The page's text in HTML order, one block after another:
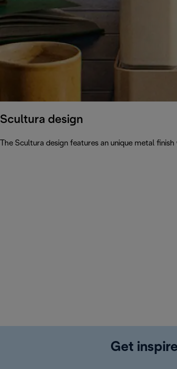
Scultura design
The Scultura design features an unique metal
Get